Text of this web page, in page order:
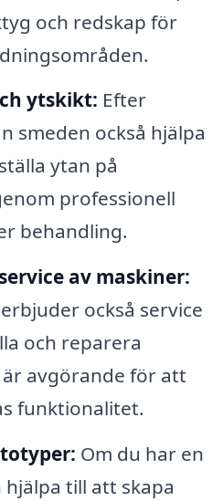
och redskap för
ytskikt: Efter
smeden också hjälpa
ytan på
professionell
behandling.
av maskiner:
också service
och reparera
avgörande för att
funktionalitet.
Om du har en
hjälpa till att skapa